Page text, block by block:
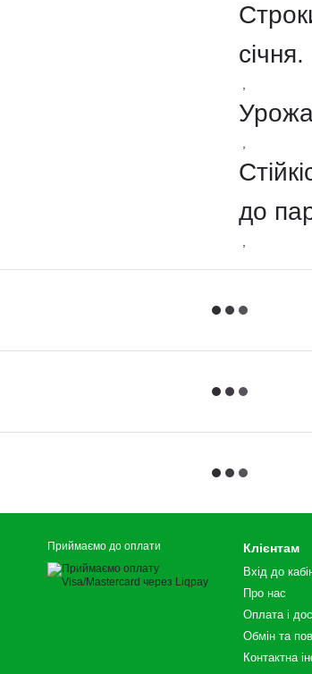
січня.
до
Приймаємо до оплати Клієнтам
Вхід до
Про нас
Оплата і
Обмін та
Контактна